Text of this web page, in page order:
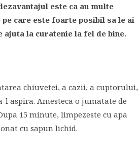
este ca au multe
pe care este foarte posibil sa le ai
la curatenie la fel de bine.
chiuvetei, a cazii, a cuptorului,
l aspira. Amesteca o jumatate de
15 minute, limpezeste cu apa
cu sapun lichid.